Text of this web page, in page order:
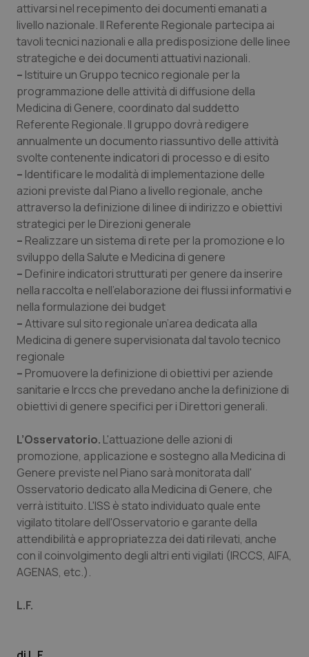
attivarsi nel recepimento dei documenti emanati a
livello nazionale. Il Referente Regionale partecipa ai
tavoli tecnici nazionali e alla predisposizione delle linee
strategiche e dei documenti attuativi nazionali.
– Istituire un Gruppo tecnico regionale per la
programmazione delle attività di diffusione della
Medicina di Genere, coordinato dal suddetto
Referente Regionale. Il gruppo dovrà redigere
annualmente un documento riassuntivo delle attività
svolte contenente indicatori di processo e di esito
– Identificare le modalità di implementazione delle
azioni previste dal Piano a livello regionale, anche
attraverso la definizione di linee di indirizzo e obiettivi
strategici per le Direzioni generale
– Realizzare un sistema di rete per la promozione e lo
sviluppo della Salute e Medicina di genere
– Definire indicatori strutturati per genere da inserire
nella raccolta e nell’elaborazione dei flussi informativi e
nella formulazione dei budget
–Attivare sul sito regionale un’area dedicata alla
Medicina di genere supervisionata dal tavolo tecnico
regionale
– Promuovere la definizione di obiettivi per aziende
sanitarie e Irccs che prevedano anche la definizione di
obiettivi di genere specifici per i Direttori generali.
L’Osservatorio. L'attuazione delle azioni di
promozione, applicazione e sostegno alla Medicina di
Genere previste nel Piano sarà monitorata dall'
Osservatorio dedicato alla Medicina di Genere, che
verrà istituito. L'ISS è stato individuato quale ente
vigilato titolare dell'Osservatorio e garante della
attendibilità e appropriatezza dei dati rilevati, anche
con il coinvolgimento degli altri enti vigilati (IRCCS, AIFA,
AGENAS, etc.).
L.F.
I cookie necessari contribuiscono a rendere fruibile il
sito web abilitandone funzionalità di base quali la
navigazione sulle pagine e l'accesso alle aree
protette del sito. Il sito web non è in grado di
funzionare correttamente senza questi cookie.
Nome
Fornitore/Dominio
VISITOR_PRIVACY_METADATA
YouTube
.youtube.com
www.quotidianosanita.it
tracking-sites-ironfish-
tracking-enable
www.quotidianosanita.it
tracking-sites-ironfish-
session-id